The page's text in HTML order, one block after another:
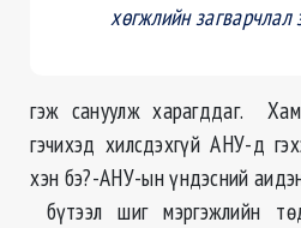
хөгжлийн загварчлал
гэж сануулж харагддаг.
гэчихэд хилсдэхгүй АНУ-д
хэн бэ?-АНУ-ын үндэсний
бүтээл шиг мэргэжлийн